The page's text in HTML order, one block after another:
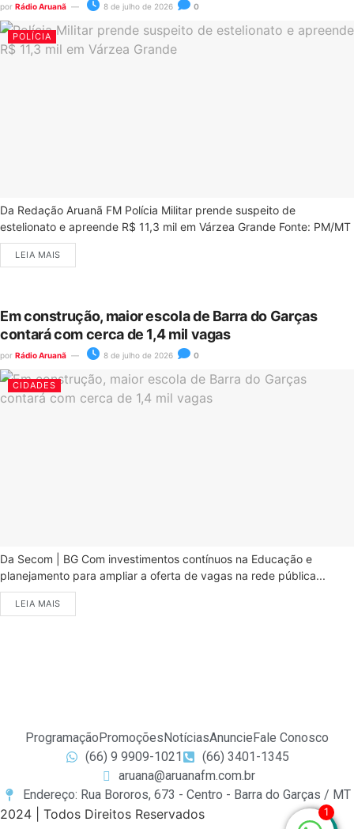
por Rádio Aruanã 8 de julho de 2026 0
POLÍCIA
Da Redação Aruanã FM Polícia Militar prende suspeito de
estelionato e apreende R$ 11,3 mil em Várzea Grande Fonte: PM/MT
LEIA MAIS
Em construção, maior escola de Barra do Garças
contará com cerca de 1,4 mil vagas
por Rádio Aruanã 8 de julho de 2026 0
CIDADES
Da Secom | BG Com investimentos contínuos na Educação e
planejamento para ampliar a oferta de vagas na rede pública...
LEIA MAIS
Programação Promoções NotíciasAnuncie Fale Conosco
(66) 9 9909-1021
(66) 3401-1345
aruana@aruanafm.com.br
Endereço: Rua Bororos, 673 - Centro - Barra do Garças / MT
2024 | Todos Direitos Reservados 1